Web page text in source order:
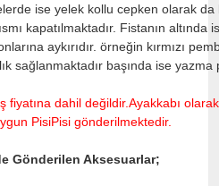
ise yelek kollu cepken olarak da
kapatılmaktadır. Fistanın altında
aykırıdır. örneğin kırmızı
sağlanmaktadır başında ise yazma
fiyatına dahil değildir.Ayakkabı
PisiPisi gönderilmektedir.
Gönderilen Aksesuarlar;